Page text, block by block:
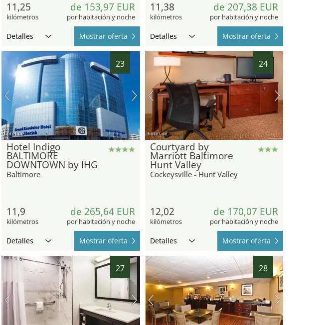
11,25
kilómetros
de 153,97 EUR
por habitación y noche
Detalles Mostrar oferta
11,38
kilómetros
de 207,38 EUR
por habitación y noche
Detalles Mostrar oferta
23
hotel.de
Hotel Indigo
BALTIMORE
DOWNTOWN by IHG
Baltimore
11,9
kilómetros
de 265,64 EUR
por habitación y noche
Detalles Mostrar oferta
24
hotel.de
Courtyard by
Marriott Baltimore
Hunt Valley
Cockeysville - Hunt Valley
12,02
kilómetros
de 170,07 EUR
por habitación y noche
Detalles Mostrar oferta
27 28